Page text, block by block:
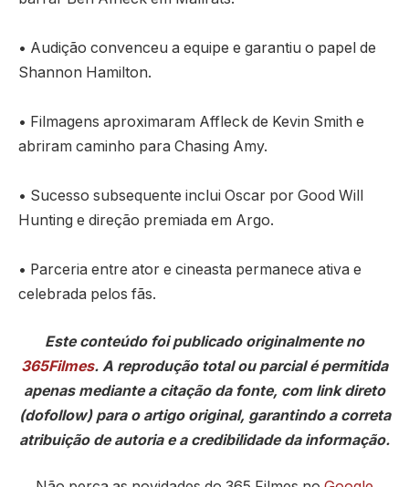
• Audição convenceu a equipe e garantiu o papel de
Shannon Hamilton.
• Filmagens aproximaram Affleck de Kevin Smith e
abriram caminho para Chasing Amy.
• Sucesso subsequente inclui Oscar por Good Will
Hunting e direção premiada em Argo.
• Parceria entre ator e cineasta permanece ativa e
celebrada pelos fãs.
Este conteúdo foi publicado originalmente no
365Filmes. A reprodução total ou parcial é permitida
apenas mediante a citação da fonte, com link direto
(dofollow) para o artigo original, garantindo a correta
atribuição de autoria e a credibilidade da informação.